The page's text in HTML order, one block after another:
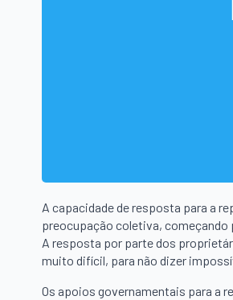
A capacidade de resposta para a
preocupação coletiva, começando
A resposta por parte dos
muito difícil, para não dizer
Os apoios governamentais para a